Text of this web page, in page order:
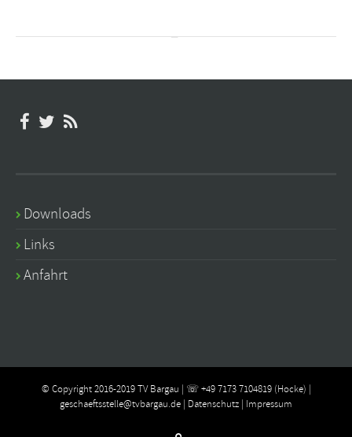
Downloads
Links
Anfahrt
© Copyright 2016-2019 TV Bargau | ☏ +49 7173 7104819 (Hocke) |
geschaeftsstelle@tvbargau.de | Datenschutz | Impressum